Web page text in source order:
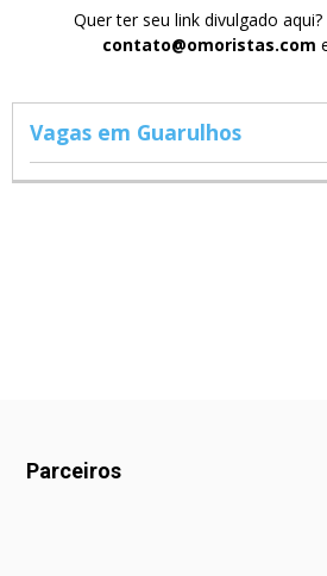
Quer ter seu link divulgado
contato@omoristas.com
Vagas em Guarulhos
Parceiros